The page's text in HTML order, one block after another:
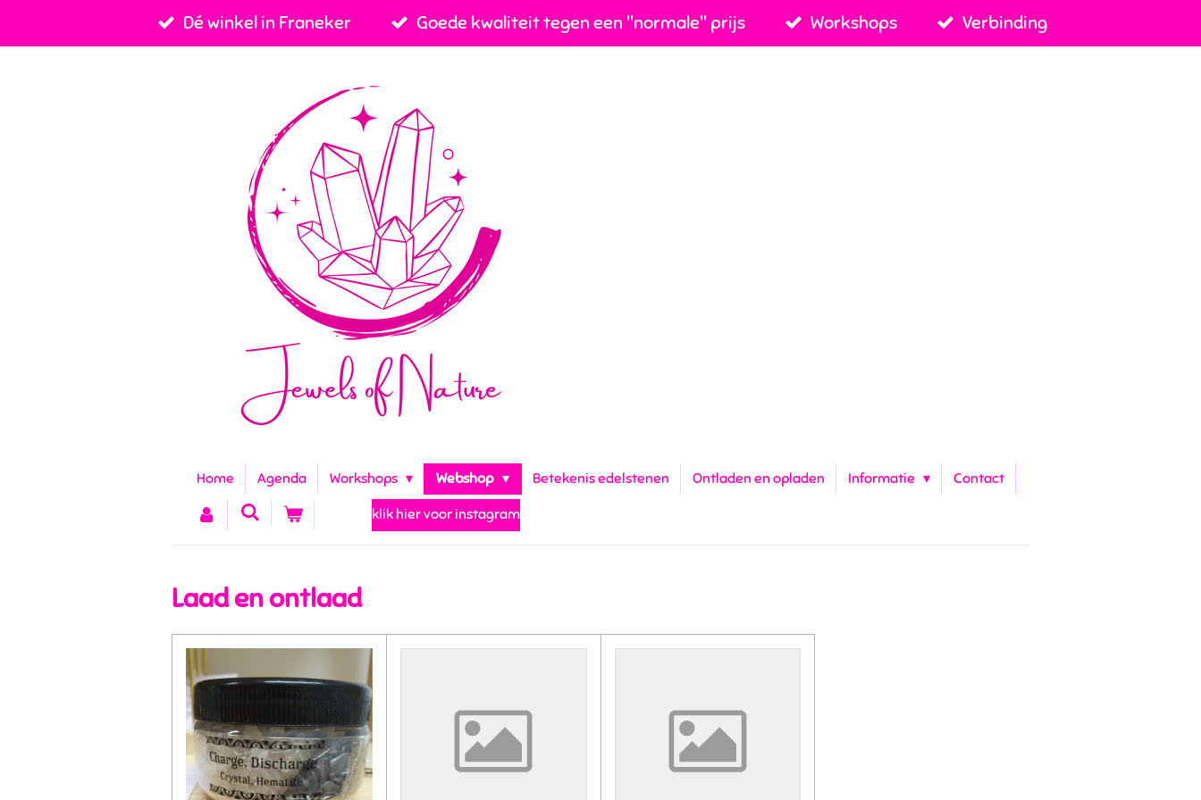
direct
Dé winkel in Franeker Goede kwaliteit tegen een ''normale'' prijs Workshops Verbinding
Home Agenda Workshops Webshop Betekenis edelstenen Ontladen en opladen Informatie Contact
klik hier voor instagram
Laad en ontlaad